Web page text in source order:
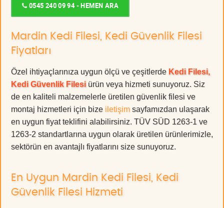
0545 240 09 94 - HEMEN ARA
Mardin Kedi Filesi, Kedi Güvenlik Filesi
Fiyatları
Özel ihtiyaçlarınıza uygun ölçü ve çeşitlerde Kedi Filesi,
Kedi Güvenlik Filesi ürün veya hizmeti sunuyoruz. Siz
de en kaliteli malzemelerle üretilen güvenlik filesi ve
montaj hizmetleri için bize iletişim sayfamızdan ulaşarak
en uygun fiyat teklifini alabilirsiniz. TÜV SÜD 1263-1 ve
1263-2 standartlarına uygun olarak üretilen ürünlerimizle,
sektörün en avantajlı fiyatlarını size sunuyoruz.
En Uygun Mardin Kedi Filesi, Kedi
Güvenlik Filesi Hizmeti